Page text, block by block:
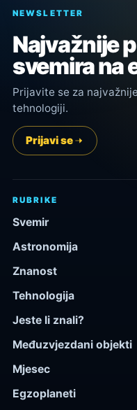
NEWSLETTER
Najvažnije
svemira na
Prijavite se za
tehnologiji.
Prijavi se
RUBRIKE
Svemir
Astronomija
Znanost
Tehnologija
Jeste li znali?
Međuzvjezdani objekti
Mjesec
Egzoplaneti